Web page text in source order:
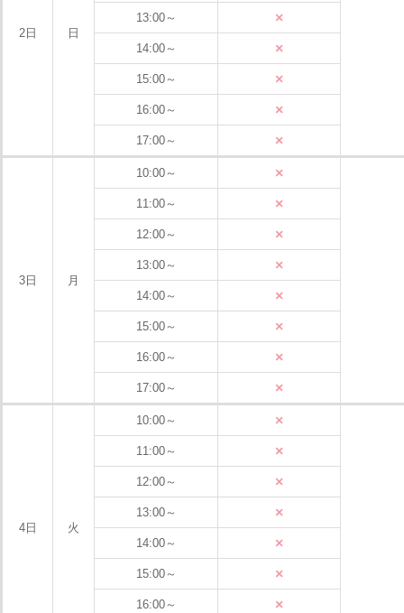
2日 日
13:00～ ×
14:00～ ×
15:00～ ×
16:00～ ×
17:00～ ×
3日 月
10:00～ ×
11:00～ ×
12:00～ ×
13:00～ ×
14:00～ ×
15:00～ ×
16:00～ ×
17:00～ ×
4日 火
10:00～ ×
11:00～ ×
12:00～ ×
13:00～ ×
14:00～ ×
15:00～ ×
16:00～ ×